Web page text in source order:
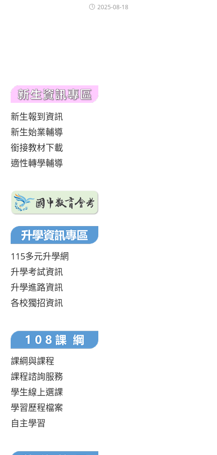
2025-08-18
新生報到資訊
新生始業輔導
銜接教材下載
適性轉學輔導
115多元升學網
升學考試資訊
升學進路資訊
各校獨招資訊
課綱與課程
課程諮詢服務
學生線上選課
學習歷程檔案
自主學習